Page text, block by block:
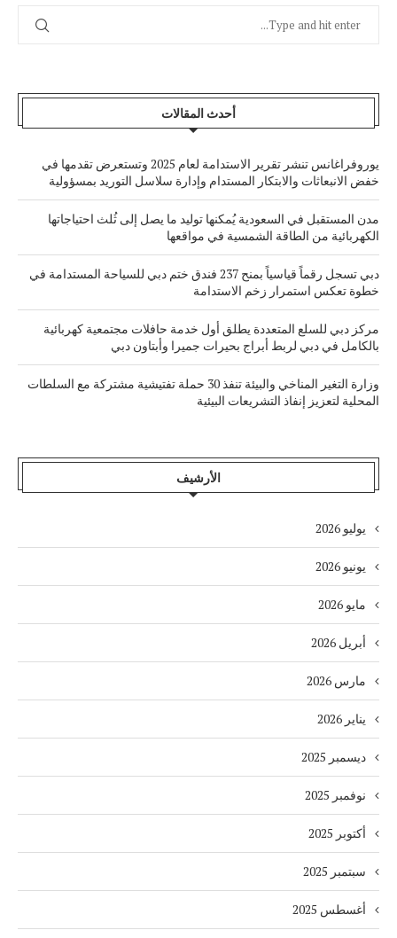
أحدث المقالات
يوروفراغانس تنشر تقرير الاستدامة لعام 2025 وتستعرض تقدمها في
خفض الانبعاثات والابتكار المستدام وإدارة سلاسل التوريد بمسؤولية
مدن المستقبل في السعودية يُمكنها توليد ما يصل إلى ثُلث احتياجاتها
الكهربائية من الطاقة الشمسية في مواقعها
دبي تسجل رقماً قياسياً بمنح 237 فندق ختم دبي للسياحة المستدامة في
خطوة تعكس استمرار زخم الاستدامة
مركز دبي للسلع المتعددة يطلق أول خدمة حافلات مجتمعية كهربائية
بالكامل في دبي لربط أبراج بحيرات جميرا وأبتاون دبي
وزارة التغير المناخي والبيئة تنفذ 30 حملة تفتيشية مشتركة مع السلطات
المحلية لتعزيز إنفاذ التشريعات البيئية
الأرشيف
يوليو 2026
يونيو 2026
مايو 2026
أبريل 2026
مارس 2026
يناير 2026
ديسمبر 2025
نوفمبر 2025
أكتوبر 2025
سبتمبر 2025
أغسطس 2025